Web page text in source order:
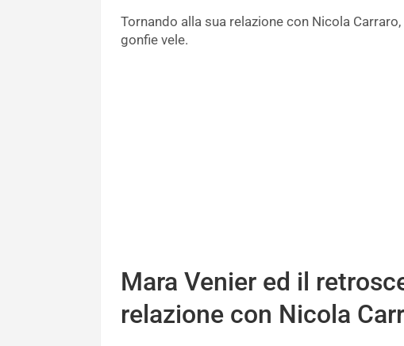
Tornando alla sua relazione con Nicola
gonfie vele.
Mara Venier ed il
relazione con Nicola